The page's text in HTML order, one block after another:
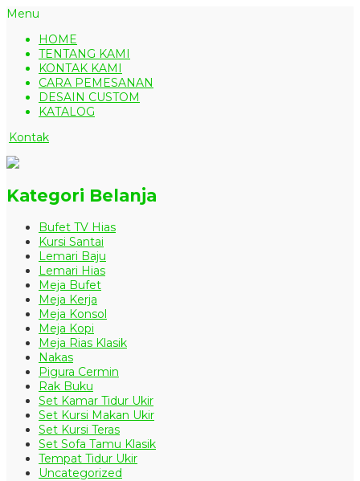
Menu
HOME
TENTANG KAMI
KONTAK KAMI
CARA PEMESANAN
DESAIN CUSTOM
KATALOG
Kontak
Kategori Belanja
Bufet TV Hias
Kursi Santai
Lemari Baju
Lemari Hias
Meja Bufet
Meja Kerja
Meja Konsol
Meja Kopi
Meja Rias Klasik
Nakas
Pigura Cermin
Rak Buku
Set Kamar Tidur Ukir
Set Kursi Makan Ukir
Set Kursi Teras
Set Sofa Tamu Klasik
Tempat Tidur Ukir
Uncategorized